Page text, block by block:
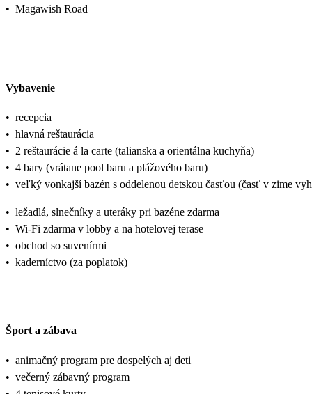
• Magawish Road
Vybavenie
• recepcia
• hlavná reštaurácia
• 2 reštaurácie á la carte (talianska a orientálna kuchyňa)
• 4 bary (vrátane pool baru a plážového baru)
• veľký vonkajší bazén s oddelenou detskou časťou (časť v zime
• ležadlá, slnečníky a uteráky pri bazéne zdarma
• Wi-Fi zdarma v lobby a na hotelovej terase
• obchod so suvenírmi
• kaderníctvo (za poplatok)
Šport a zábava
• animačný program pre dospelých aj deti
• večerný zábavný program